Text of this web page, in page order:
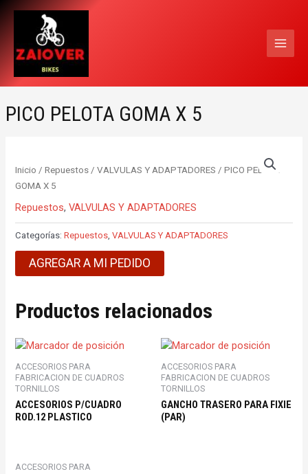
contenido
PICO PELOTA GOMA X 5
Inicio /Repuestos /VALVULAS Y ADAPTADORES / PICO PELOTA
GOMA X 5
Repuestos,VALVULAS Y ADAPTADORES
Categorías:Repuestos,VALVULAS Y ADAPTADORES
AGREGAR A MI PEDIDO
Productos relacionados
ACCESORIOS PARA
FABRICACION DE CUADROS
TORNILLOS
ACCESORIOS P/CUADRO
ROD.12 PLASTICO
ACCESORIOS PARA
FABRICACION DE CUADROS
TORNILLOS
GANCHO TRASERO PARA FIXIE
(PAR)
ACCESORIOS PARA